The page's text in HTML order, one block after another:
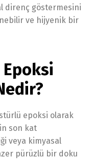
direnç göstermesini
ve hijyenik bir
epoksi olarak
son kat
veya kimyasal
pürüzlü bir doku